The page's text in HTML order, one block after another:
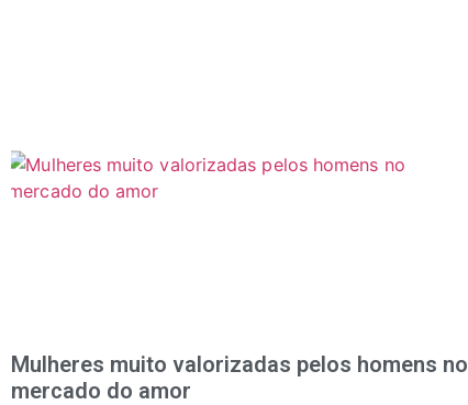
Mulheres muito valorizadas pelos homens no
mercado do amor